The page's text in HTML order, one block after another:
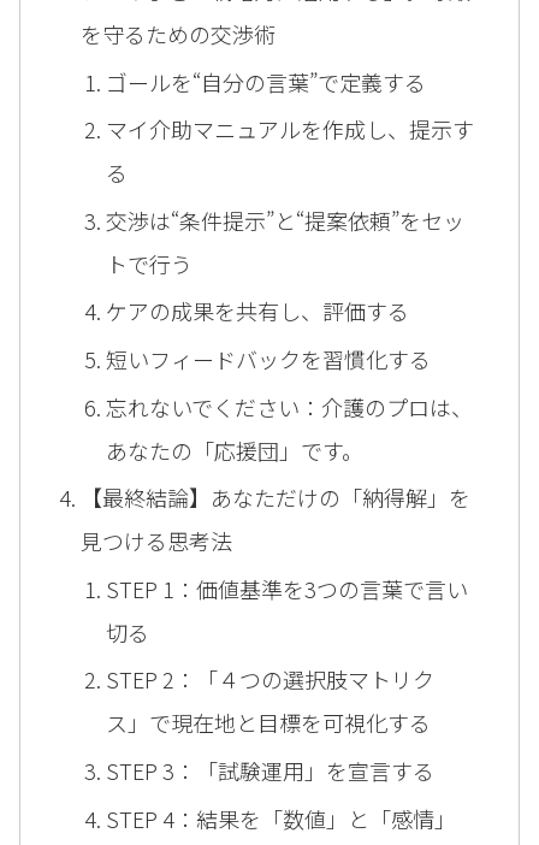
を守るための交渉術
ゴールを“自分の言葉”で定義する
マイ介助マニュアルを作成し、提示す
る
交渉は“条件提示”と“提案依頼”をセッ
トで行う
ケアの成果を共有し、評価する
短いフィードバックを習慣化する
忘れないでください：介護のプロは、
あなたの「応援団」です。
【最終結論】あなただけの「納得解」を
見つける思考法
STEP 1：価値基準を3つの言葉で言い
切る
STEP 2：「４つの選択肢マトリク
ス」で現在地と目標を可視化する
STEP 3：「試験運用」を宣言する
STEP 4：結果を「数値」と「感情」